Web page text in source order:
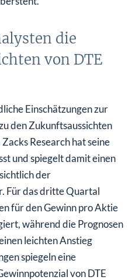
die
von DTE
Einschätzungen zur
den Zukunftsaussichten
Research hat seine
und spiegelt damit einen
der
Für das dritte Quartal
für den Gewinn pro Aktie
während die Prognosen
leichten Anstieg
spiegeln eine
von DTE